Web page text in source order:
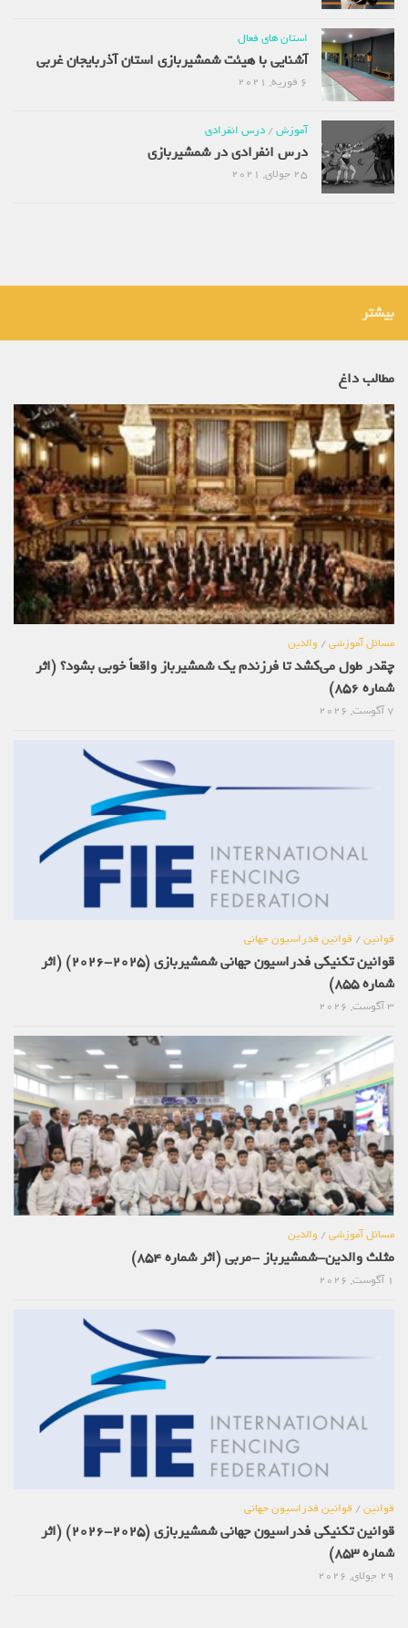
استان های فعال
آشنایی با هیئت شمشیربازی استان آذربایجان غربی
6 فوریه, 2021
آموزش/ درس انفرادی
درس انفرادی در شمشیربازی
25 جولای, 2021
بیشتر
مطالب داغ
مسائل آموزشی/ والدین
چقدر طول می‌کشد تا فرزندم یک شمشیرباز واقعاً خوبی بشود؟ (اثر
شماره 856)
7 آگوست, 2026
قوانین/ قوانین فدراسیون جهانی
قوانین تکنیکی فدراسیون جهانی شمشیربازی (2025-2026) (اثر
شماره 855)
3 آگوست, 2026
مسائل آموزشی/ والدین
مثلث والدین-شمشیرباز -مربی (اثر شماره 854)
1 آگوست, 2026
قوانین/ قوانین فدراسیون جهانی
قوانین تکنیکی فدراسیون جهانی شمشیربازی (2025-2026) (اثر
شماره 853)
29 جولای, 2026